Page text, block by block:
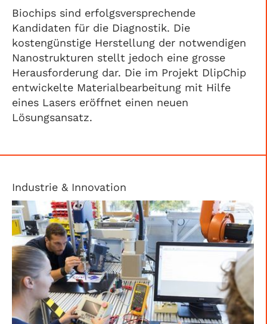
Biochips sind erfolgsversprechende
Kandidaten für die Diagnostik. Die
kostengünstige Herstellung der notwendigen
Nanostrukturen stellt jedoch eine grosse
Herausforderung dar. Die im Projekt DlipChip
entwickelte Materialbearbeitung mit Hilfe
eines Lasers eröffnet einen neuen
Lösungsansatz.
Industrie & Innovation